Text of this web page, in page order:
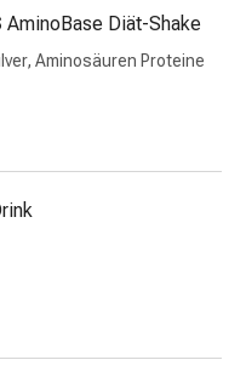
AminoBase Diät-Shake
Aminosäuren Proteine